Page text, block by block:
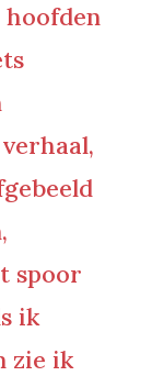
spoor
ik
zie ik